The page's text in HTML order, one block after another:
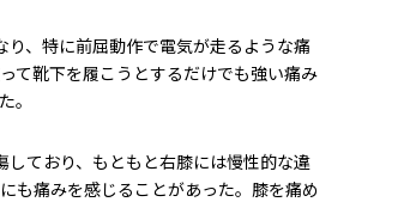
、特に前屈動作で電気が走るような痛
て靴下を履こうとするだけでも強い痛み
。
ており、もともと右膝には慢性的な違
も痛みを感じることがあった。膝を痛め